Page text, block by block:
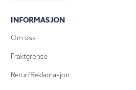
INFORMASJON
Om oss
Fraktgrense
Retur/Reklamasjon